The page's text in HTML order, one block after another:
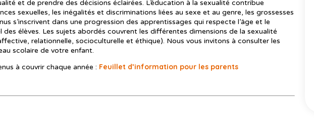
et de prendre des décisions éclairées. L’éducation à la sexualité contribue
sexuelles, les inégalités et discriminations liées au sexe et au genre, les grossesses
s’inscrivent dans une progression des apprentissages qui respecte l’âge et le
élèves. Les sujets abordés couvrent les différentes dimensions de la sexualité
relationnelle, socioculturelle et éthique). Nous vous invitons à consulter les
scolaire de votre enfant.
à couvrir chaque année : Feuillet d’information pour les parents